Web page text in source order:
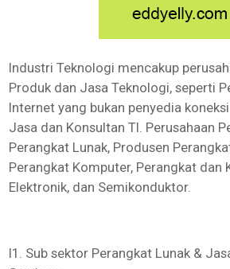
Industri Teknologi mencakup
Produk dan Jasa Teknologi, seperti
Internet yang bukan penyedia
Jasa dan Konsultan TI. Perusahaan
Perangkat Lunak, Produsen
Perangkat Komputer, Perangkat dan
Elektronik, dan Semikonduktor.
I1. Sub sektor Perangkat Lunak &